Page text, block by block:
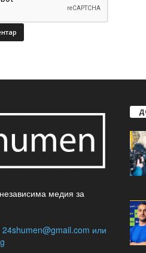
медия за
24shumen@gmail.com или